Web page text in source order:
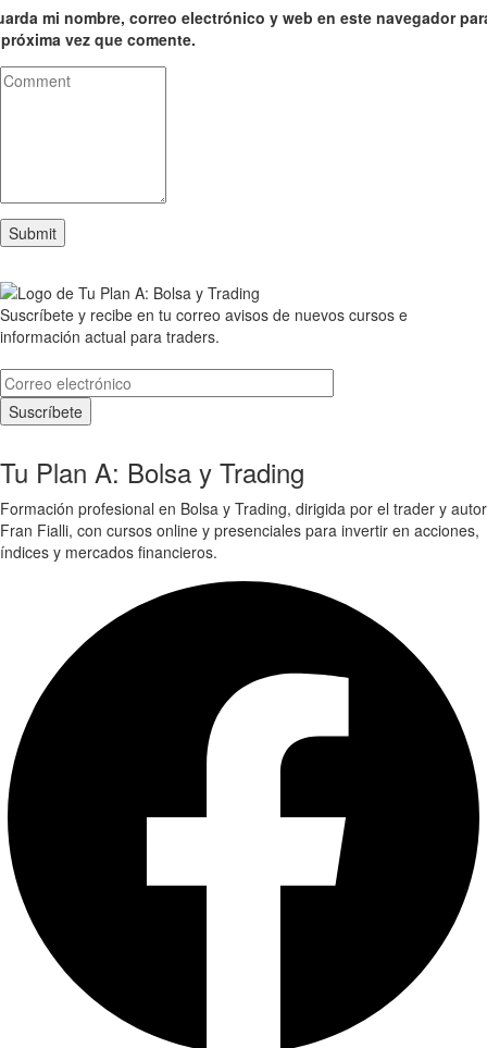
mi nombre, correo electrónico y web en este navegador
vez que comente.
Suscríbete y recibe en tu correo avisos de nuevos cursos e
información actual para traders.
Tu Plan A: Bolsa y Trading
Formación profesional en Bolsa y Trading, dirigida por el trader y autor
Fran Fialli, con cursos online y presenciales para invertir en acciones,
índices y mercados financieros.